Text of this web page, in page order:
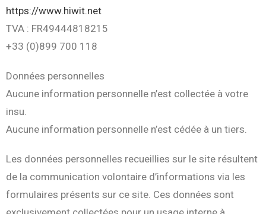
https://www.hiwit.net
TVA : FR49444818215
+33 (0)899 700 118
Données personnelles
Aucune information personnelle n’est collectée à votre
insu.
Aucune information personnelle n’est cédée à un tiers.
Les données personnelles recueillies sur le site résultent
de la communication volontaire d’informations via les
formulaires présents sur ce site. Ces données sont